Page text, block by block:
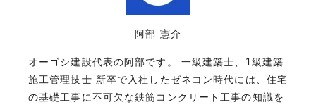
阿部 憲介
オーゴシ建設代表の阿部です。 一級建築士、1級建築
施工管理技士 新卒で入社したゼネコン時代には、住宅
の基礎工事に不可欠な鉄筋コンクリート工事の知識を